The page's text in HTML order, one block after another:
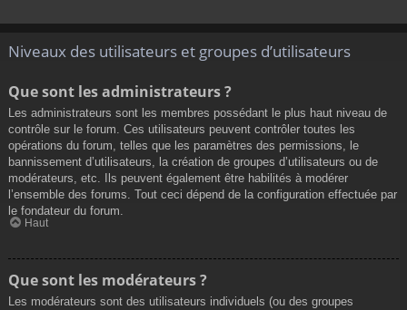
Niveaux des utilisateurs et groupes d’utilisateurs
Que sont les administrateurs ?
Les administrateurs sont les membres possédant le plus haut niveau de
contrôle sur le forum. Ces utilisateurs peuvent contrôler toutes les
opérations du forum, telles que les paramètres des permissions, le
bannissement d’utilisateurs, la création de groupes d’utilisateurs ou de
modérateurs, etc. Ils peuvent également être habilités à modérer
l’ensemble des forums. Tout ceci dépend de la configuration effectuée par
le fondateur du forum.
Haut
Que sont les modérateurs ?
Les modérateurs sont des utilisateurs individuels (ou des groupes